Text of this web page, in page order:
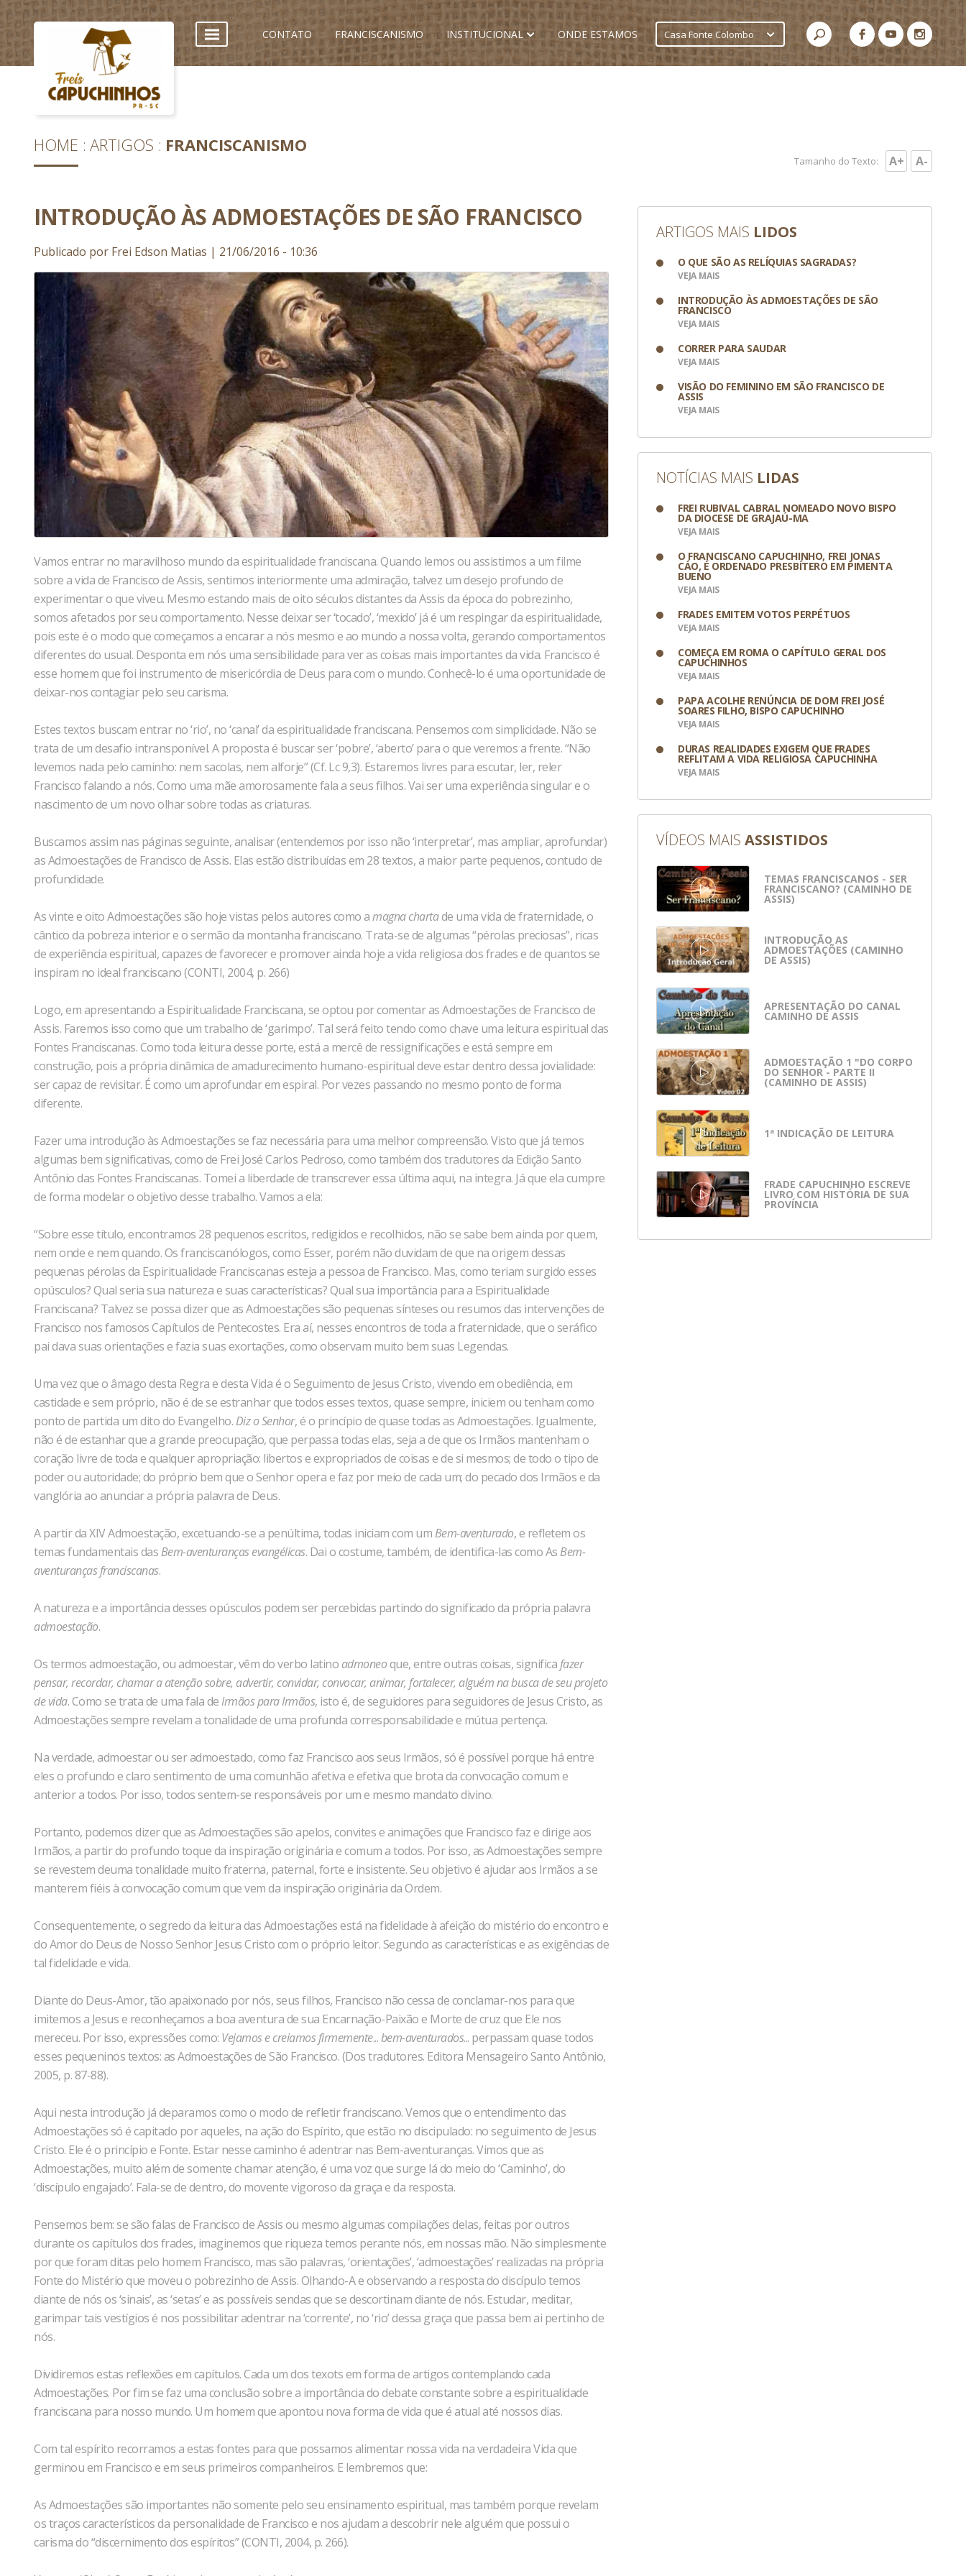
CONTATO FRANCISCANISMO INSTITUCIONAL ONDE ESTAMOS Casa Fonte Colombo
HOME ARTIGOS FRANCISCANISMO
Tamanho do Texto: A+ A-
INTRODUÇÃO ÀS ADMOESTAÇÕES DE SÃO FRANCISCO
Publicado por Frei Edson Matias | 21/06/2016 - 10:36
Vamos entrar no maravilhoso mundo da espiritualidade franciscana. Quando lemos ou assistimos a um filme
sobre a vida de Francisco de Assis, sentimos interiormente uma admiração, talvez um desejo profundo de
experimentar o que viveu. Mesmo estando mais de oito séculos distantes da Assis da época do pobrezinho,
somos afetados por seu comportamento. Nesse deixar ser ‘tocado’, ‘mexido’ já é um respingar da espiritualidade,
pois este é o modo que começamos a encarar a nós mesmo e ao mundo a nossa volta, gerando comportamentos
diferentes do usual. Desponta em nós uma sensibilidade para ver as coisas mais importantes da vida. Francisco é
esse homem que foi instrumento de misericórdia de Deus para com o mundo. Conhecê-lo é uma oportunidade de
deixar-nos contagiar pelo seu carisma.
Estes textos buscam entrar no ‘rio’, no ‘canal’ da espiritualidade franciscana. Pensemos com simplicidade. Não se
trata de um desafio intransponível. A proposta é buscar ser ‘pobre’, ‘aberto’ para o que veremos a frente. “Não
levemos nada pelo caminho: nem sacolas, nem alforje” (Cf. Lc 9,3). Estaremos livres para escutar, ler, reler
Francisco falando a nós. Como uma mãe amorosamente fala a seus filhos. Vai seruma experiência singular e o
nascimento de um novo olhar sobre todas as criaturas.
Buscamos assim nas páginas seguinte, analisar (entendemos por isso não ‘interpretar’, mas ampliar, aprofundar)
as Admoestações de Francisco de Assis. Elas estão distribuídas em 28 textos, a maior parte pequenos, contudo de
profundidade.
As vinte e oito Admoestações são hoje vistas pelos autores como amagna chartade uma vida de fraternidade, o
cântico da pobreza interior e o sermão da montanha franciscano. Trata-se de algumas “pérolas preciosas”, ricas
de experiência espiritual, capazes de favorecer e promover ainda hoje a vida religiosa dos frades e de quantos se
inspiram no ideal franciscano (CONTI, 2004, p. 266)
Logo, em apresentando a Espiritualidade Franciscana, se optou por comentar as Admoestações de Francisco de
Assis. Faremos isso como que um trabalho de ‘garimpo’. Tal será feito tendo como chave uma leitura espiritual das
Fontes Franciscanas. Como toda leitura desse porte, está a mercê de ressignificações e está sempre em
construção, pois a própria dinâmica de amadurecimento humano-espiritual deve estar dentro dessa jovialidade:
ser capaz de revisitar. É como um aprofundar em espiral. Por vezes passando no mesmo ponto de forma
diferente.
Fazer uma introdução às Admoestações se faz necessária para uma melhor compreensão. Visto que já temos
algumas bem significativas, como de Frei José Carlos Pedroso, como também dos tradutores da Edição Santo
Antônio das Fontes Franciscanas. Tomei a liberdade de transcrever essa última aqui, na integra. Já que ela cumpre
de forma modelar o objetivo desse trabalho. Vamos a ela:
“Sobre esse título, encontramos 28 pequenos escritos, redigidos e recolhidos, não se sabe bem ainda por quem,
nem onde e nem quando. Os franciscanólogos, como Esser, porém não duvidam de que na origem dessas
pequenas pérolas da Espiritualidade Franciscanas esteja a pessoa de Francisco. Mas, como teriam surgido esses
opúsculos? Qual seria sua natureza e suas características? Qual sua importância para a Espiritualidade
Franciscana? Talvez se possa dizer que as Admoestações são pequenas sínteses ou resumos das intervenções de
Francisco nos famosos Capítulos de Pentecostes. Era aí, nesses encontros de toda a fraternidade, que o seráfico
pai dava suas orientações e fazia suas exortações, como observam muito bem suas Legendas.
Uma vez que o âmago desta Regra e desta Vida é o Seguimento de Jesus Cristo, vivendo em obediência, em
castidade e sem próprio, não é de se estranhar que todos esses textos, quase sempre, iniciem ou tenham como
ponto de partida um dito do Evangelho. Diz o Senhor, é o princípio de quase todas as Admoestações. Igualmente,
não é de estanhar que a grande preocupação, que perpassa todas elas, seja a de que os Irmãos mantenham o
coração livre de toda e qualquer apropriação: libertos e expropriados de coisas e de si mesmos; de todo o tipo de
poder ou autoridade; do próprio bem que o Senhor opera e faz por meio de cada um; do pecado dos Irmãos e da
vanglória ao anunciar a própria palavra de Deus.
A partir da XIV Admoestação, excetuando-se a penúltima, todas iniciam com um Bem-aventurado, e refletem os
temas fundamentais das Bem-aventuranças evangélicas. Dai o costume, também, de identifica-las como As Bem-
aventuranças franciscanas.
A natureza e a importância desses opúsculos podem ser percebidas partindo do significado da própria palavra
admoestação.
Os termos admoestação, ou admoestar, vêm do verbo latino admoneoque, entre outras coisas, significa fazer
pensar, recordar, chamar a atenção sobre, advertir, convidar, convocar, animar, fortalecer, alguém na busca de seu projeto
de vida. Como se trata de uma fala de Irmãos para Irmãos, isto é, de seguidores para seguidores de Jesus Cristo, as
Admoestações sempre revelam a tonalidade de uma profunda corresponsabilidade e mútua pertença.
Na verdade, admoestar ou ser admoestado, como faz Francisco aos seus Irmãos, só é possível porque há entre
eles o profundo e claro sentimento de uma comunhão afetiva e efetiva que brota da convocação comum e
anterior a todos. Por isso, todos sentem-se responsáveis por um e mesmo mandato divino.
Portanto, podemos dizer que as Admoestações são apelos, convites e animações que Francisco faz e dirige aos
Irmãos, a partir do profundo toque da inspiração originária e comum a todos. Por isso, as Admoestações sempre
se revestem deuma tonalidade muito fraterna, paternal, forte e insistente. Seu objetivo é ajudar aos Irmãos a se
manterem fiéis à convocação comum que vem da inspiração originária da Ordem.
Consequentemente, o segredo da leitura das Admoestações está na fidelidade à afeição do mistério do encontro e
do Amor do Deus de Nosso Senhor Jesus Cristo com o próprio leitor. Segundo as características e as exigências de
tal fidelidade e vida.
Diante do Deus-Amor, tão apaixonado por nós, seus filhos, Francisco não cessa de conclamar-nos para que
imitemos a Jesus e reconheçamos a boa aventura de sua Encarnação-Paixão e Morte de cruz que Ele nos
mereceu. Por isso, expressões como: Vejamos e creiamos firmemente...bem-aventurados... perpassam quase todos
esses pequeninos textos: as Admoestações de São Francisco. (Dos tradutores. Editora Mensageiro Santo Antônio,
2005, p. 87-88).
Aqui nesta introdução já deparamos como o modo de refletir franciscano. Vemos que o entendimento das
Admoestações só é capitado por aqueles, na ação do Espírito, que estão no discipulado: no seguimento de Jesus
Cristo. Ele é o princípio e Fonte. Estar nesse caminho é adentrar nas Bem-aventuranças. Vimos que as
Admoestações, muito além de somente chamar atenção, é uma voz que surge lá do meio do ‘Caminho’, do
‘discípulo engajado’. Fala-se de dentro, do movente vigoroso da graça e da resposta.
Pensemos bem: se são falas de Francisco de Assis ou mesmo algumas compilações delas, feitas por outros
durante os capítulos dos frades, imaginemos que riqueza temos perante nós, em nossas mão. Não simplesmente
por que foram ditas pelo homem Francisco, mas são palavras, ‘orientações’, ‘admoestações’ realizadas na própria
Fonte do Mistério que moveu o pobrezinho de Assis. Olhando-A e observando a resposta do discípulo temos
diante de nós os ‘sinais’, as ‘setas’ e as possíveis sendas que se descortinam diante de nós. Estudar, meditar,
garimpar tais vestígios é nos possibilitar adentrar na ‘corrente’, no ‘rio’ dessa graça que passa bem ai pertinho de
nós.
Dividiremos estas reflexões em capítulos. Cada um dos texots em forma de artigos contemplando cada
Admoestações. Por fim se faz uma conclusão sobre a importância do debate constante sobre a espiritualidade
franciscana para nosso mundo. Um homem que apontou nova forma de vida que é atual até nossos dias.
Com tal espírito recorramos a estas fontes para que possamos alimentar nossa vida na verdadeira Vida que
germinou em Francisco e em seus primeiros companheiros. E lembremos que:
As Admoestações são importantes não somente pelo seu ensinamento espiritual, mas também porque revelam
os traços característicos da personalidade de Francisco e nos ajudam a descobrir nele alguém que possui o
carisma do “discernimento dos espíritos” (CONTI, 2004, p. 266).
ARTIGOS MAIS LIDOS
O QUE SÃO AS RELÍQUIAS SAGRADAS?
VEJA MAIS
INTRODUÇÃO ÀS ADMOESTAÇÕES DE SÃO
FRANCISCO
VEJA MAIS
CORRER PARA SAUDAR
VEJA MAIS
VISÃO DO FEMININO EM SÃO FRANCISCO DE
ASSIS
VEJA MAIS
NOTÍCIAS MAIS LIDAS
FREI RUBIVAL CABRAL NOMEADO NOVO BISPO
DA DIOCESE DE GRAJAÚ-MA
VEJA MAIS
O FRANCISCANO CAPUCHINHO, FREI JONAS
CÁO, É ORDENADO PRESBÍTERO EM PIMENTA
BUENO
VEJA MAIS
FRADES EMITEM VOTOS PERPÉTUOS
VEJA MAIS
COMEÇA EM ROMA O CAPÍTULO GERAL DOS
CAPUCHINHOS
VEJA MAIS
PAPA ACOLHE RENÚNCIA DE DOM FREI JOSÉ
SOARES FILHO, BISPO CAPUCHINHO
VEJA MAIS
DURAS REALIDADES EXIGEM QUE FRADES
REFLITAM A VIDA RELIGIOSA CAPUCHINHA
VEJA MAIS
VÍDEOS MAIS ASSISTIDOS
TEMAS FRANCISCANOS - SER
FRANCISCANO? (CAMINHO DE
ASSIS)
INTRODUÇÃO AS
ADMOESTAÇÕES (CAMINHO
DE ASSIS)
APRESENTAÇÃO DO CANAL
CAMINHO DE ASSIS
ADMOESTAÇÃO 1 "DO CORPO
DO SENHOR - PARTE II
(CAMINHO DE ASSIS)
1ª INDICAÇÃO DE LEITURA
FRADE CAPUCHINHO ESCREVE
LIVRO COM HISTÓRIA DE SUA
PROVÍNCIA